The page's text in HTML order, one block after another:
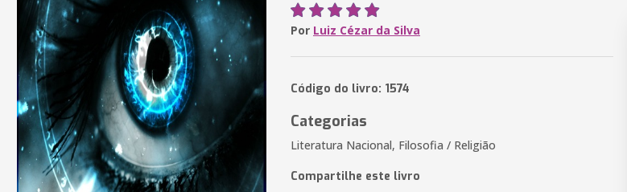
Por Luiz Cézar da Silva
Código do livro: 1574
Categorias
Literatura Nacional, Filosofia / Religião
Compartilhe este livro